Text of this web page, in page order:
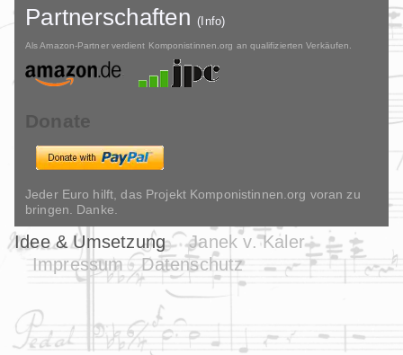
Partnerschaften(Info)
Als Amazon-Partner verdient Komponistinnen.org an qualifizierten Verkäufen.
Donate
Jeder Euro hilft, das Projekt Komponistinnen.org voran zu
bringen. Danke.
Idee & Umsetzung
Janek v. Kaler
Impressum
Datenschutz